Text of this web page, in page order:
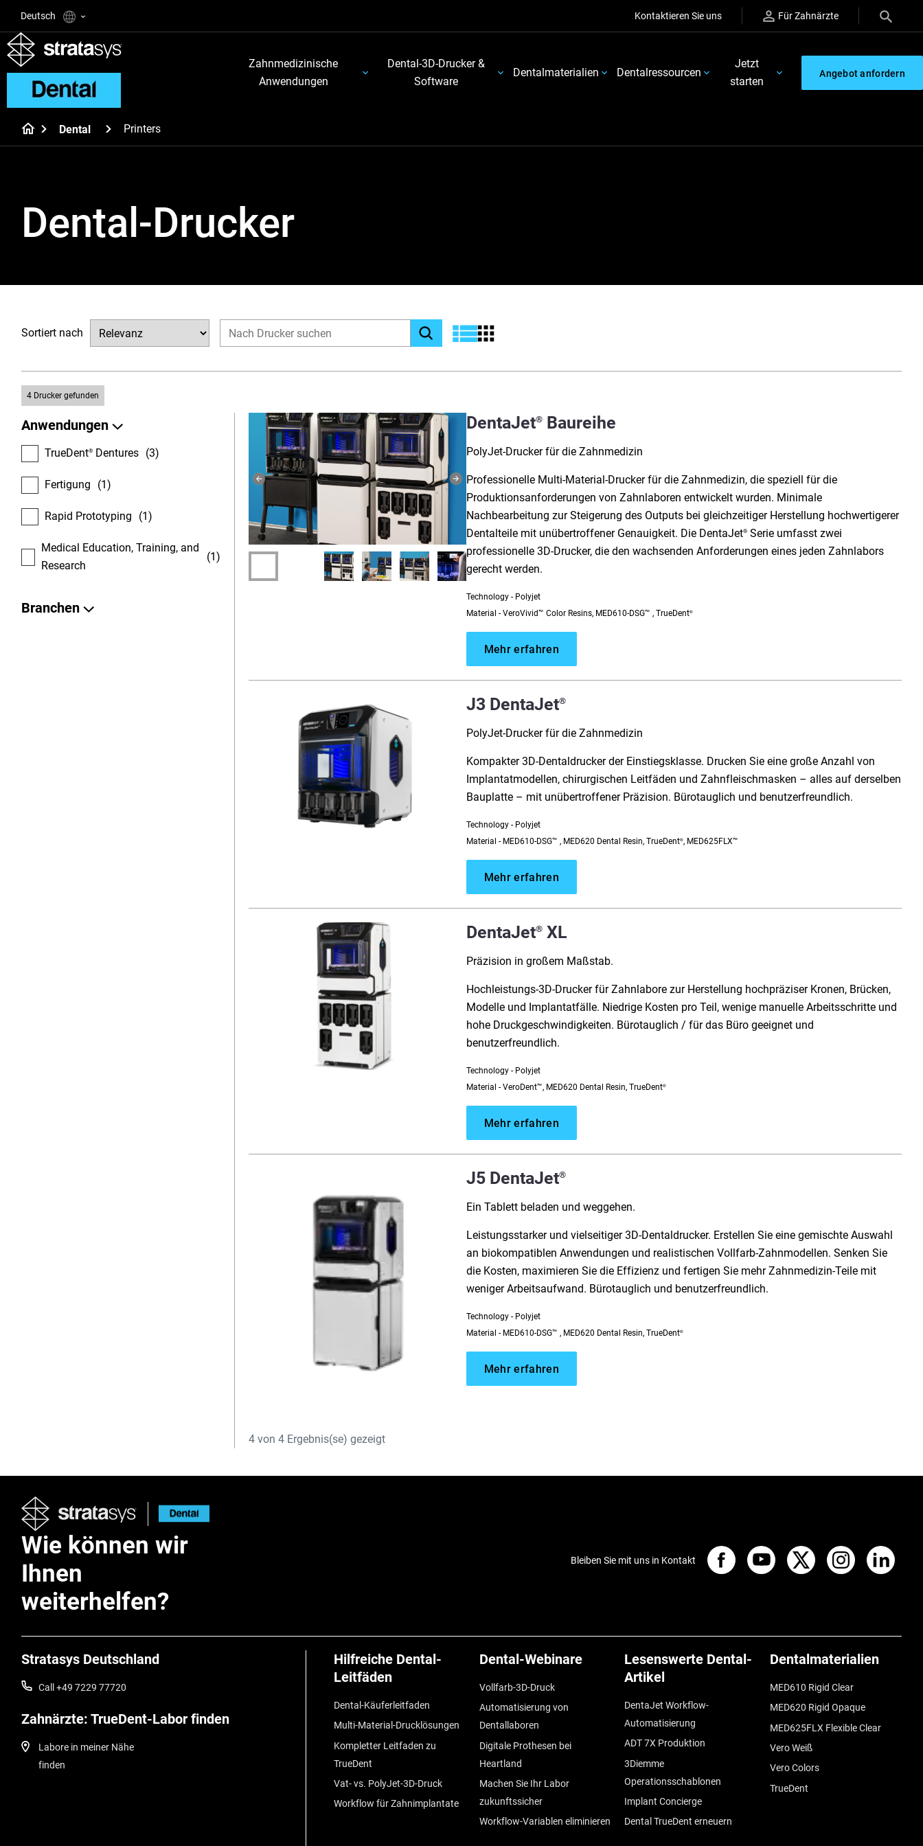
Deutsch Kontaktieren Sie uns Für Zahnärzte
Zahnmedizinische
Anwendungen
Dental-3D-Drucker &
Software
Dentalmaterialien Dentalressourcen
Jetzt
starten
Angebot anfordern
Dental Printers
Dental-Drucker
Sortiert nach
4 Drucker gefunden
Anwendungen
TrueDent® Dentures (3)
Fertigung (1)
Rapid Prototyping (1)
Medical Education, Training, and
Research
(1)
Branchen
DentaJet®Baureihe
PolyJet-Drucker für die Zahnmedizin
Professionelle Multi-Material-Drucker für die Zahnmedizin, die speziell für die
Produktionsanforderungen von Zahnlaboren entwickelt wurden. Minimale
Nachbearbeitung zur Steigerung des Outputs bei gleichzeitiger Herstellung hochwertigerer
Dentalteile mit unübertroffener Genauigkeit. Die DentaJet®Serie umfasst zwei
professionelle 3D-Drucker, die den wachsenden Anforderungen eines jeden Zahnlabors
gerecht werden.
Technology - Polyjet
Material - VeroVivid™ Color Resins, MED610-DSG™ , TrueDent®
Mehr erfahren
J3 DentaJet®
PolyJet-Drucker für die Zahnmedizin
Kompakter 3D-Dentaldrucker der Einstiegsklasse. Drucken Sie eine große Anzahl von
Implantatmodellen, chirurgischen Leitfäden und Zahnfleischmasken – alles auf derselben
Bauplatte – mit unübertroffener Präzision. Bürotauglich und benutzerfreundlich.
Technology - Polyjet
Material - MED610-DSG™ , MED620 Dental Resin, TrueDent®, MED625FLX™
Mehr erfahren
DentaJet®XL
Präzision in großem Maßstab.
Hochleistungs-3D-Drucker für Zahnlabore zur Herstellung hochpräziser Kronen, Brücken,
Modelle und Implantatfälle. Niedrige Kosten pro Teil, wenige manuelle Arbeitsschritte und
hohe Druckgeschwindigkeiten. Bürotauglich / für das Büro geeignet und
benutzerfreundlich.
Technology - Polyjet
Material - VeroDent™, MED620 Dental Resin, TrueDent®
Mehr erfahren
J5 DentaJet®
Ein Tablett beladen und weggehen.
Leistungsstarker und vielseitiger 3D-Dentaldrucker. Erstellen Sie eine gemischte Auswahl
an biokompatiblen Anwendungen und realistischen Vollfarb-Zahnmodellen. Senken Sie
die Kosten, maximieren Sie die Effizienz und fertigen Sie mehr Zahnmedizin-Teile mit
weniger Arbeitsaufwand. Bürotauglich und benutzerfreundlich.
Technology - Polyjet
Material - MED610-DSG™ , MED620 Dental Resin, TrueDent®
Mehr erfahren
4 von 4 Ergebnis(se) gezeigt
Wie können wir
Ihnen
weiterhelfen?
Stratasys Deutschland
Call +49 7229 77720
Zahnärzte: TrueDent-Labor finden
Labore in meiner Nähe
finden
Hilfreiche Dental-
Leitfäden
Dental-Käuferleitfaden
Multi-Material-Drucklösungen
Kompletter Leitfaden zu
TrueDent
Vat- vs. PolyJet-3D-Druck
Workflow für Zahnimplantate
Dental-Webinare
Vollfarb-3D-Druck
Automatisierung von
Dentallaboren
Digitale Prothesen bei
Heartland
Machen Sie Ihr Labor
zukunftssicher
Workflow-Variablen eliminieren
Lesenswerte Dental-
Artikel
DentaJet Workflow-
Automatisierung
ADT 7X Produktion
3Diemme
Operationsschablonen
Implant Concierge
Dental TrueDent erneuern
Dentalmaterialien
MED610 Rigid Clear
MED620 Rigid Opaque
MED625FLX Flexible Clear
Vero Weiß
Vero Colors
TrueDent
Bleiben Sie mit uns in Kontakt